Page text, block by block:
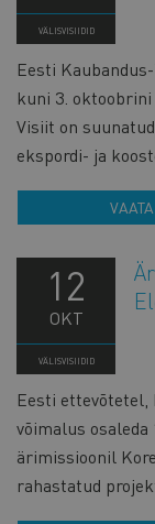
VÄLISVISIIDID
Eesti
kuni 3. oktoobrini
Visiit on
ekspordi- ja
VAATA
12
OKT
VÄLISVISIIDID
Eesti ettevõtetel,
võimalus osaleda
ärimissioonil
rahastatud